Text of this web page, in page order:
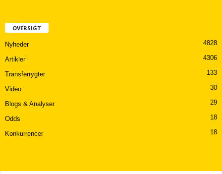
OVERSIGT
Nyheder 4828
Artikler 4306
Transferrygter 133
Video 30
Blogs & Analyser 29
Odds 18
Konkurrencer 18